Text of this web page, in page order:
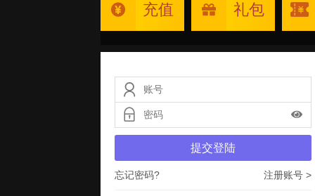
充值 礼包
提交登陆
忘记密码? 注册账号 >